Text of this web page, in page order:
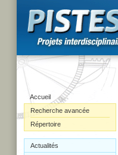
Accueil
Recherche avancée
Répertoire
Actualités